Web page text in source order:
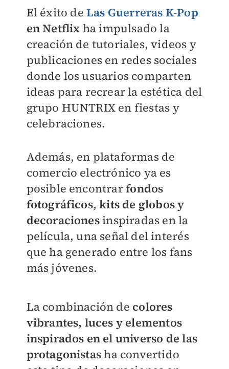
El éxito de Las Guerreras K-Pop
en Netflix ha impulsado la
creación de tutoriales, videos y
publicaciones en redes sociales
donde los usuarios comparten
ideas para recrear la estética del
grupo HUNTRIX en fiestas y
celebraciones.
Además, en plataformas de
comercio electrónico ya es
posible encontrarfondos
fotográficos, kits de globos y
decoracionesinspiradas en la
película, una señal del interés
que ha generado entre los fans
más jóvenes.
La combinación de colores
vibrantes, luces y elementos
inspirados en el universo de las
protagonistasha convertido